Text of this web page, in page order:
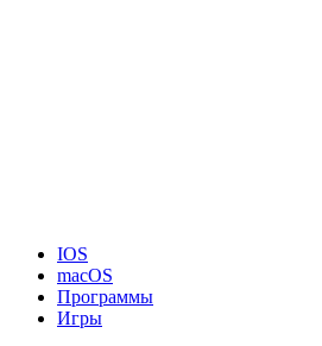
IOS
macOS
Программы
Игры